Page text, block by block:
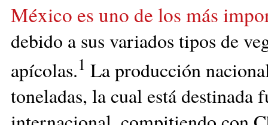
México es uno de los más
debido a sus variados tipos de
apícolas.1 La producción
toneladas, la cual está destinada